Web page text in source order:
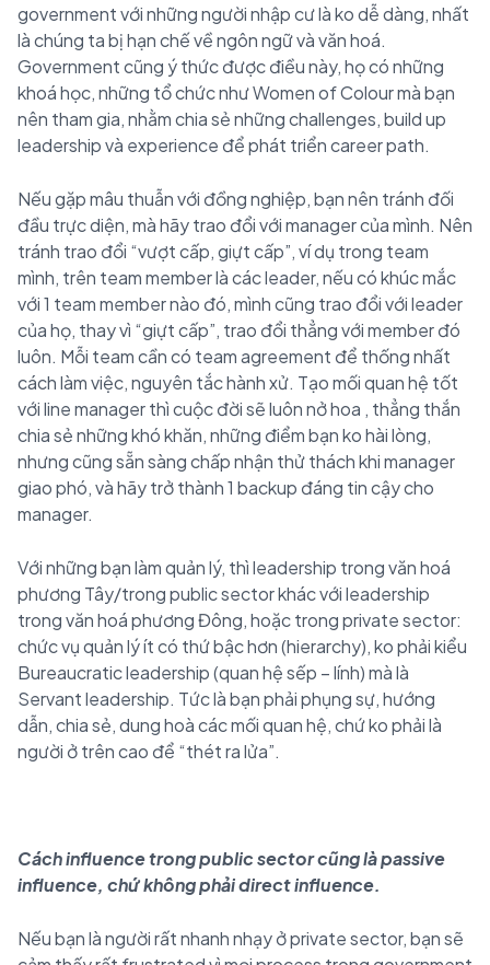
government với những người nhập cư là ko dễ dàng, nhất
là chúng ta bị hạn chế về ngôn ngữ và văn hoá.
Government cũng ý thức được điều này, họ có những
khoá học, những tổ chức như Women of Colour mà bạn
nên tham gia, nhằm chia sẻ những challenges, build up
leadership và experience để phát triển career path.
Nếu gặp mâu thuẫn với đồng nghiệp, bạn nên tránh đối
đầu trực diện, mà hãy trao đổi với manager của mình. Nên
tránh trao đổi “vượt cấp, giựt cấp”, ví dụ trong team
mình, trên team member là các leader, nếu có khúc mắc
với 1 team member nào đó, mình cũng trao đổi với leader
của họ, thay vì “giựt cấp”, trao đổi thẳng với member đó
luôn. Mỗi team cần có team agreement để thống nhất
cách làm việc, nguyên tắc hành xử. Tạo mối quan hệ tốt
với line manager thì cuộc đời sẽ luôn nở hoa , thẳng thắn
chia sẻ những khó khăn, những điểm bạn ko hài lòng,
nhưng cũng sẵn sàng chấp nhận thử thách khi manager
giao phó, và hãy trở thành 1 backup đáng tin cậy cho
manager.
Với những bạn làm quản lý, thì leadership trong văn hoá
phương Tây/trong public sector khác với leadership
trong văn hoá phương Đông, hoặc trong private sector:
chức vụ quản lý ít có thứ bậc hơn (hierarchy), ko phải kiểu
Bureaucratic leadership (quan hệ sếp – lính) mà là
Servant leadership. Tức là bạn phải phụng sự, hướng
dẫn, chia sẻ, dung hoà các mối quan hệ, chứ ko phải là
người ở trên cao để “thét ra lửa”.
Cách influence trong public sector cũng là passive
influence, chứ không phải direct influence.
Nếu bạn là người rất nhanh nhạy ở private sector, bạn sẽ